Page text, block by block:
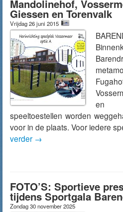
Mandolinehof,
Giessen en Torenvalk
Vrijdag 26 juni 2015
en
speeltoestellen worden
voor in de plaats. Voor iedere
verder →
FOTO’S: Sportieve
tijdens Sportgala
Zondag 30 november 2025